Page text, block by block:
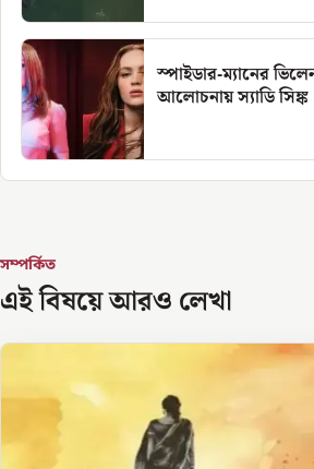
স্পাইডার-ম্যানের
আলোচনায় স্যাডি সিঙ্ক
সম্পর্কিত
এই বিষয়ে আরও লেখা